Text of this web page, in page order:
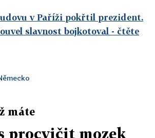
v Paříži pokřtil prezident.
slavnost bojkotoval - čtěte
máte
procvičit mozek